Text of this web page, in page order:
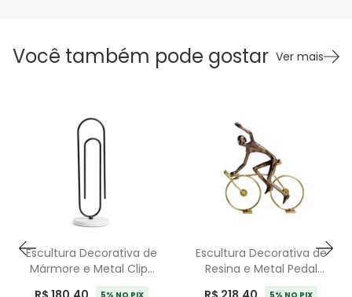
Você também pode gostar Ver mais
Escultura Decorativa de
Mármore e Metal Clips
Preto - 38cm
Escultura Decorativa de
Resina e Metal Pedal
Dourado - 18cm